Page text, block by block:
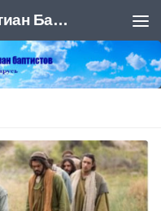
Союз Евангельских Христиан Баптистов